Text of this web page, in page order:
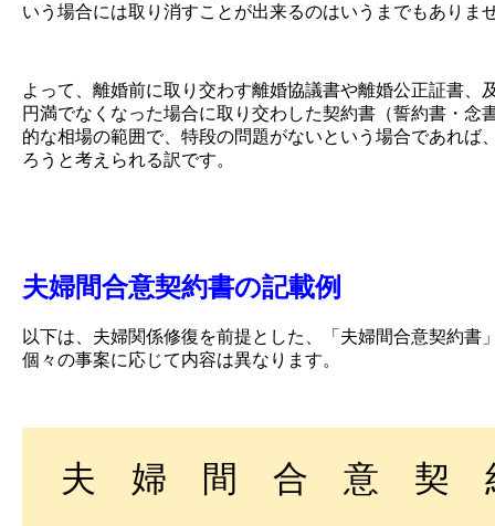
いう場合には取り消すことが出来るのはいうまでもありま
よって、離婚前に取り交わす離婚協議書や離婚公正証書、
円満でなくなった場合に取り交わした契約書（誓約書・念
的な相場の範囲で、特段の問題がないという場合であれば
ろうと考えられる訳です。
夫婦間合意契約書の記載例
以下は、夫婦関係修復を前提とした、「夫婦間合意契約書
個々の事案に応じて内容は異なります。
夫 婦 間 合 意 契